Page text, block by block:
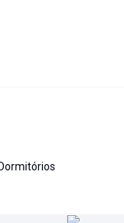
Dormitórios